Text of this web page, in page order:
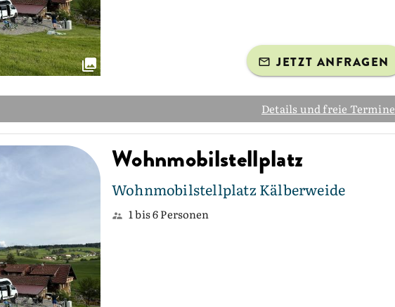
JETZT ANFRAGEN
Details und freie Termine
Wohnmobilstellplatz
Wohnmobilstellplatz Kälberweide
1 bis 6 Personen